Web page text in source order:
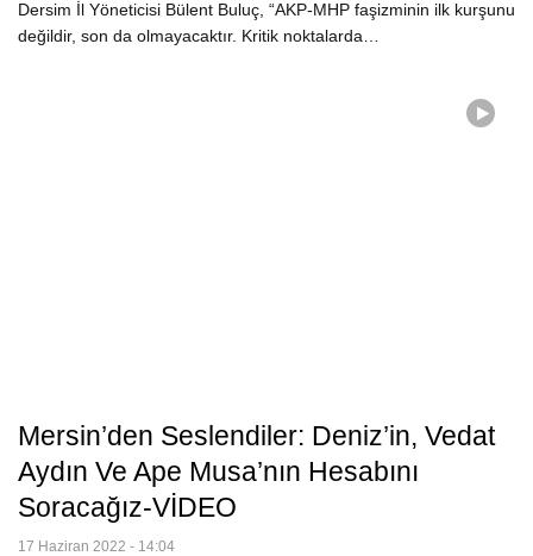
Dersim İl Yöneticisi Bülent Buluç, “AKP-MHP faşizminin ilk kurşunu
değildir, son da olmayacaktır. Kritik noktalarda…
Mersin’den Seslendiler: Deniz’in, Vedat
Aydın Ve Ape Musa’nın Hesabını
Soracağız-VİDEO
17 Haziran 2022 - 14:04